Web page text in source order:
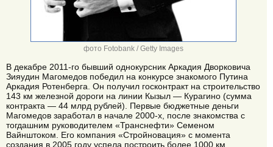
фото Fotobank / Getty Images
В декабре 2011-го бывший однокурсник Аркадия Дворковича
Зияудин Магомедов победил на конкурсе знакомого Путина
Аркадия Ротенберга. Он получил госконтракт на строительство
143 км железной дороги на линии Кызыл — Курагино (сумма
контракта — 44 млрд рублей). Первые бюджетные деньги
Магомедов заработал в начале 2000-х, после знакомства с
тогдашним руководителем «Транснефти» Семеном
Вайнштоком. Его компания «Стройновация» с момента
создания в 2005 году успела построить более 1000 км